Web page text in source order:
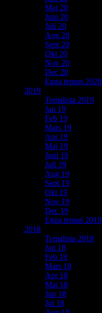
Maj 20
Juni 20
Juli 20
Aug 20
Sept 20
Okt 20
Nov 20
Dec 20
Egna teman 2020
2019
Temalista 2019
Jan 19
Feb 19
Mars 19
Apr 19
Maj 19
Juni 19
Juli 19
Aug 19
Sept 19
Okt 19
Nov 19
Dec 19
Egna teman 2019
2018
Temalista 2018
Jan 18
Feb 18
Mars 18
Apr 18
Maj 18
Jun 18
Jul 18